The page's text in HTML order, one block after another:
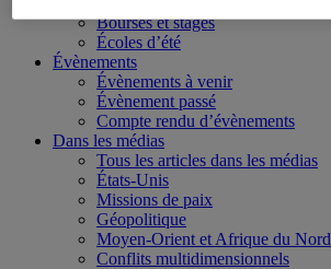
Bourses et stages
Écoles d’été
Évènements
Évènements à venir
Évènement passé
Compte rendu d’évènements
Dans les médias
Tous les articles dans les médias
États-Unis
Missions de paix
Géopolitique
Moyen-Orient et Afrique du Nord
Conflits multidimensionnels